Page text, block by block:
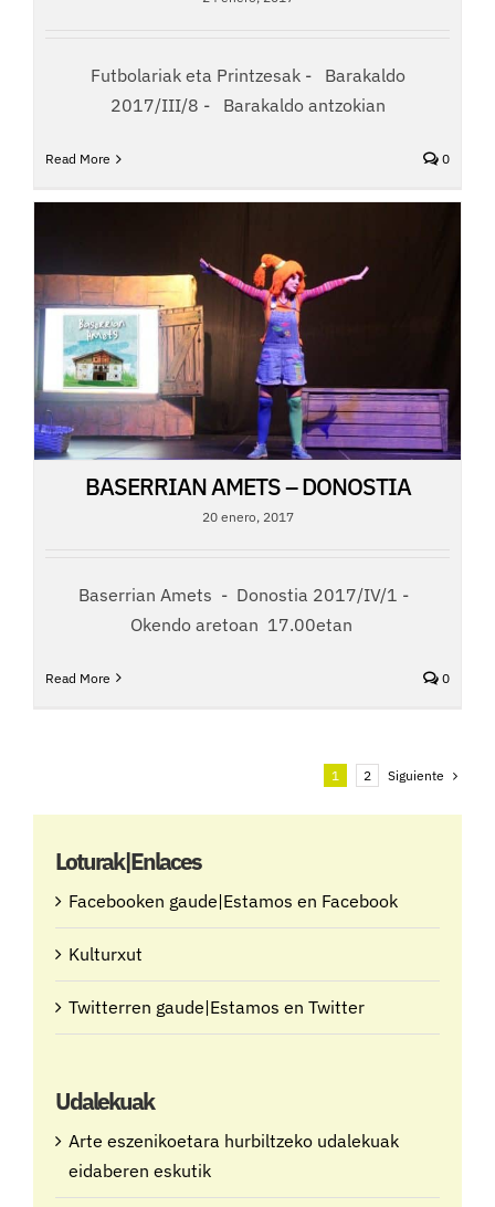
Futbolariak eta Printzesak - Barakaldo
2017/III/8 - Barakaldo antzokian
Read More 0
BASERRIAN AMETS – DONOSTIA
20 enero, 2017
Baserrian Amets - Donostia 2017/IV/1 -
Okendo aretoan 17.00etan
Read More 0
1 2 Siguiente
Loturak|Enlaces
Facebooken gaude|Estamos en Facebook
Kulturxut
Twitterren gaude|Estamos en Twitter
Udalekuak
Arte eszenikoetara hurbiltzeko udalekuak
eidaberen eskutik